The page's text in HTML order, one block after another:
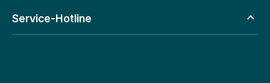
Service-Hotline